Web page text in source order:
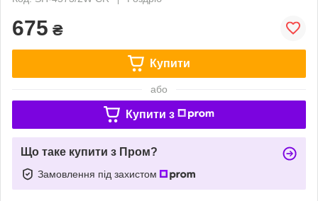
675 ₴
Купити
або
Купити з
Що таке купити з Пром?
Замовлення під захистом